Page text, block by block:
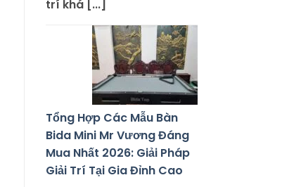
trí khá [...]
Tổng Hợp Các Mẫu Bàn
Bida Mini Mr Vương Đáng
Mua Nhất 2026: Giải Pháp
Giải Trí Tại Gia Đỉnh Cao